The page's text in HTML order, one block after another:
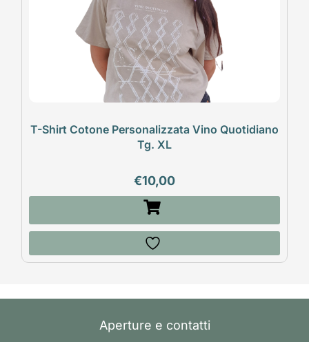
T-Shirt Cotone Personalizzata Vino Quotidiano
Tg. XL
€10,00
Aperture e contatti